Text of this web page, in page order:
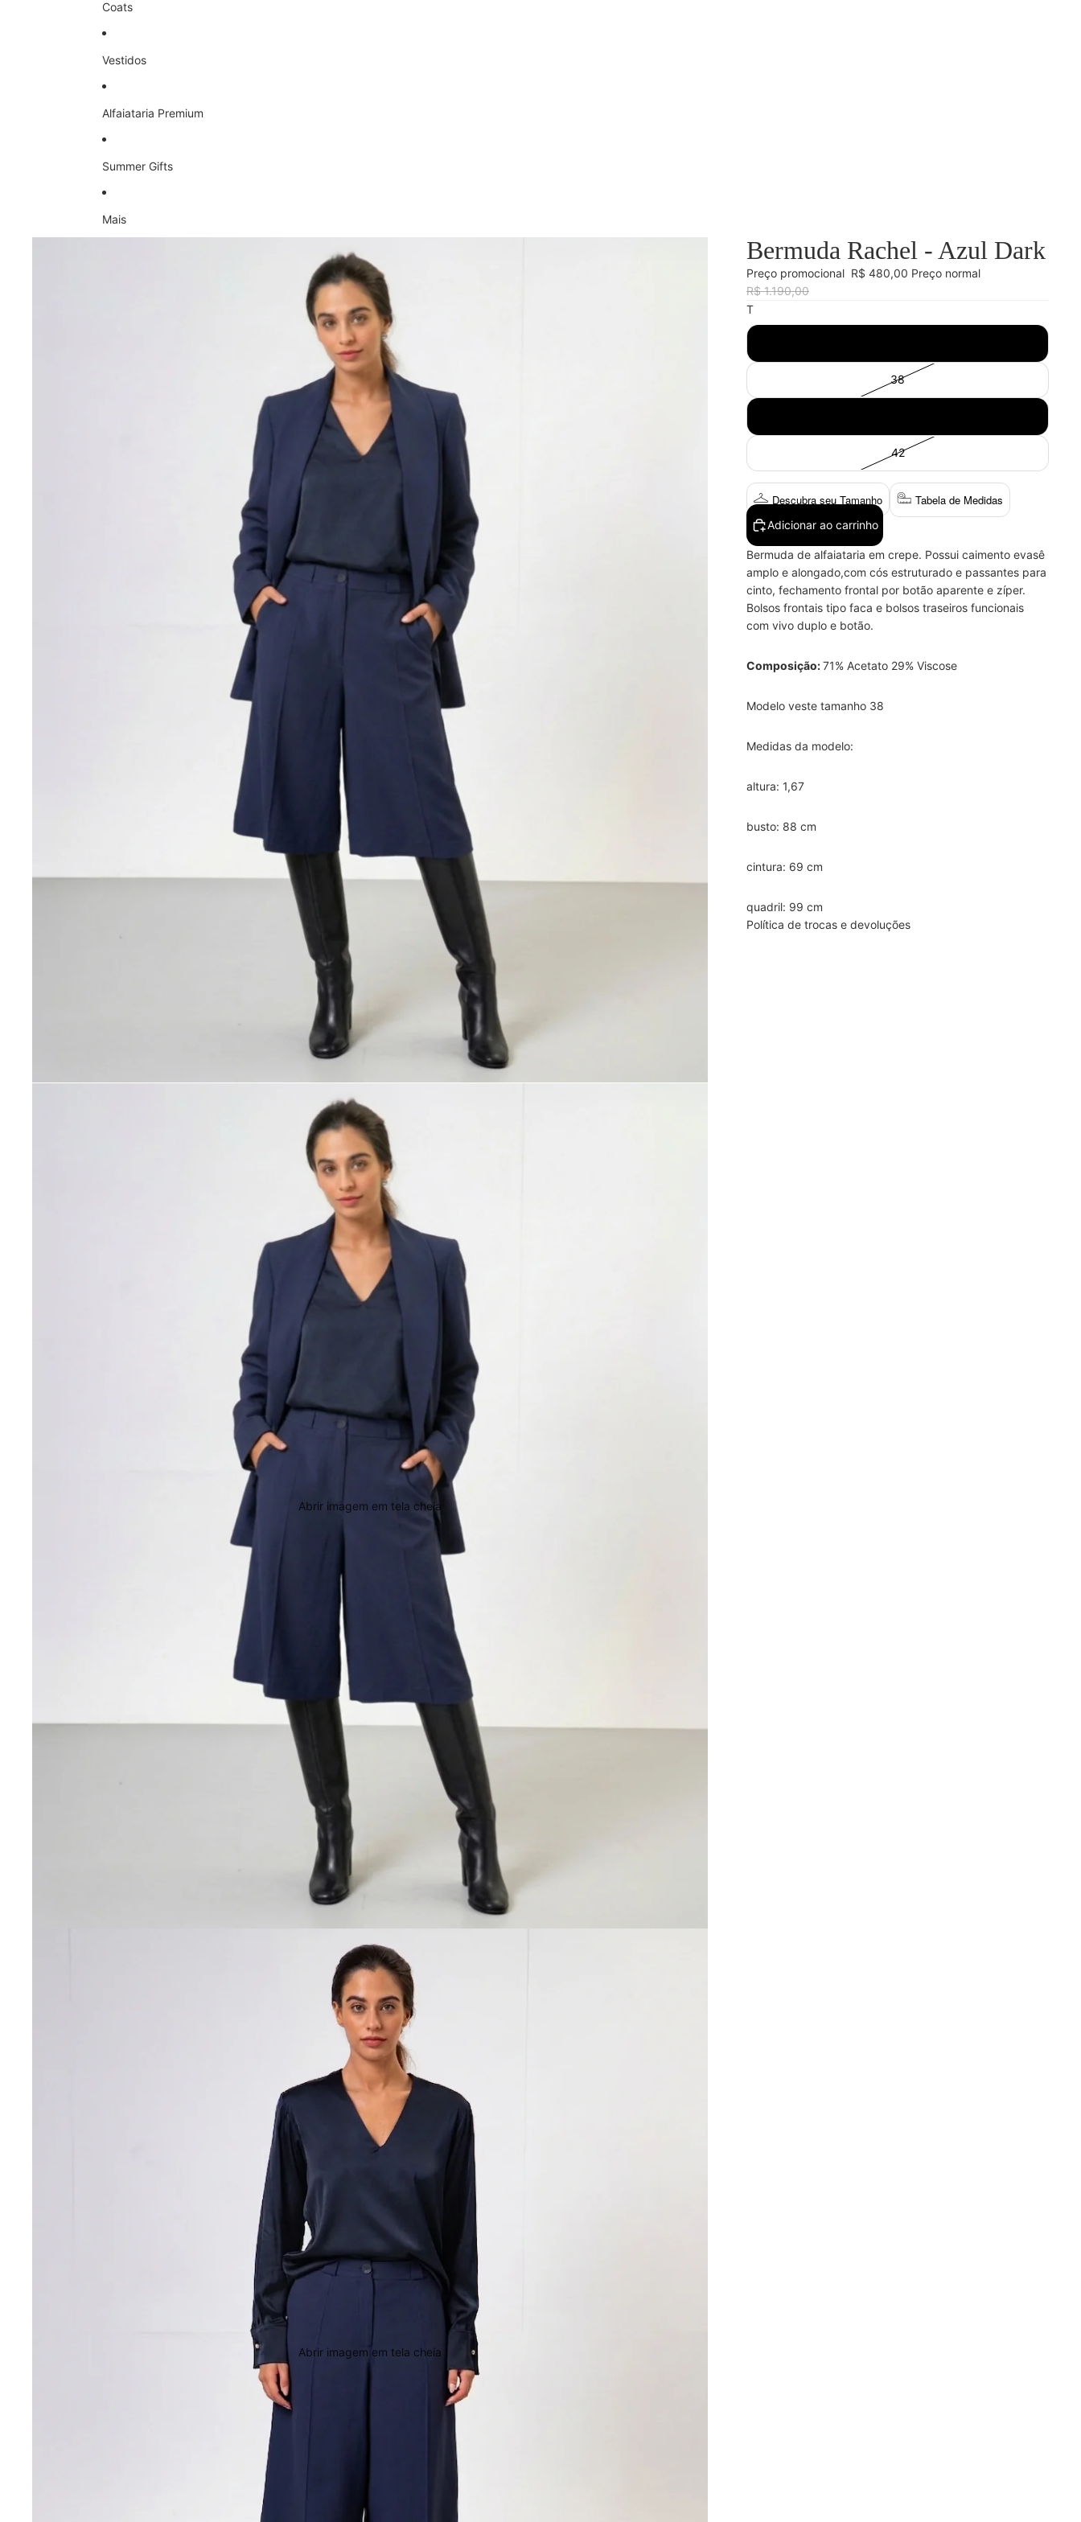
Coats
Vestidos
Alfaiataria Premium
Summer Gifts
Mais
Abrir imagem em tela cheia
Abrir imagem em tela cheia
Bermuda Rachel - Azul Dark
Preço promocional R$ 480,00 Preço normal
R$ 1.190,00
T
38
42
Descubra seu Tamanho Tabela de Medidas
Adicionar ao carrinho
Bermuda de alfaiataria em crepe. Possui caimento evasê
amplo e alongado,com cós estruturado e passantes para
cinto, fechamento frontal por botão aparente e zíper.
Bolsos frontais tipo faca e bolsos traseiros funcionais
com vivo duplo e botão.
Composição:71% Acetato 29% Viscose
Modelo veste tamanho 38
Medidas da modelo:
altura: 1,67
busto: 88 cm
cintura: 69 cm
quadril: 99 cm
Política de trocas e devoluções